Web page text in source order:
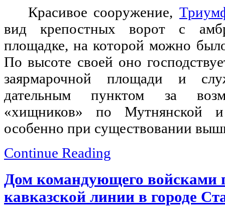
Красивое сооружение,
вид крепост­ных ворот с
площадке, на которой можно
По вы­соте своей оно
заярмарочной площади и
дательным пунктом за
«хищников» по Мутнянской
особенно при существовании
Continue Reading
Дом командующего войсками
кавказской линии в городе